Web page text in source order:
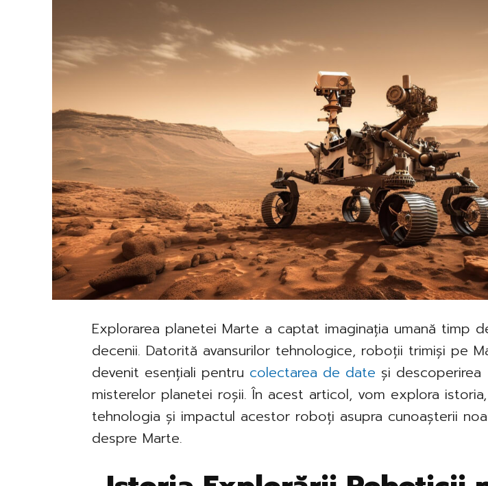
Explorarea planetei Marte a captat imaginația umană timp
decenii. Datorită avansurilor tehnologice, roboții trimiși pe
devenit esențiali pentru colectarea de date și descoperirea
misterelor planetei roșii. În acest articol, vom explora istoria,
tehnologia și impactul acestor roboți asupra cunoașterii
despre Marte.